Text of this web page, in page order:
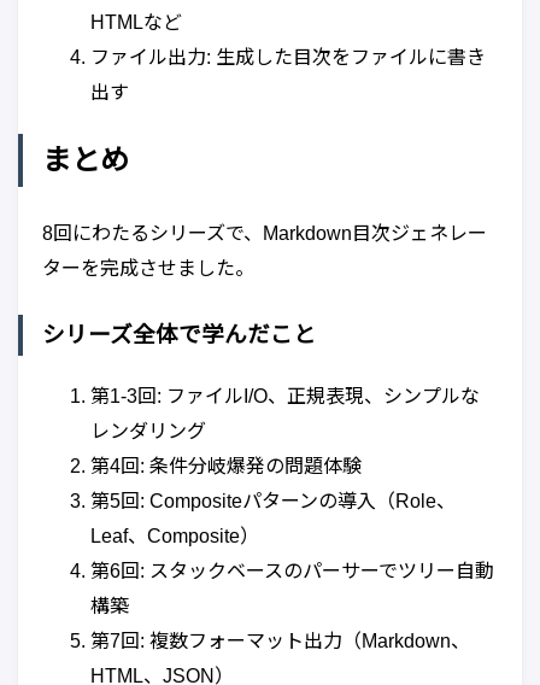
HTMLなど
ファイル出力: 生成した目次をファイルに書き
出す
まとめ
8回にわたるシリーズで、Markdown目次ジェネレー
ターを完成させました。
シリーズ全体で学んだこと
第1-3回: ファイルI/O、正規表現、シンプルな
レンダリング
第4回: 条件分岐爆発の問題体験
第5回: Compositeパターンの導入（Role、
Leaf、Composite）
第6回: スタックベースのパーサーでツリー自動
構築
第7回: 複数フォーマット出力（Markdown、
HTML、JSON）